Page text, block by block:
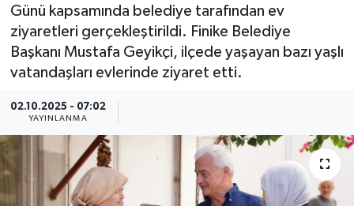
Günü kapsamında belediye tarafından ev
ziyaretleri gerçekleştirildi. Finike Belediye
Başkanı Mustafa Geyikçi, ilçede yaşayan bazı yaşlı
vatandaşları evlerinde ziyaret etti.
02.10.2025 - 07:02
YAYINLANMA
Ekonomi
Görüntülü Haber
Güncel
Kültür & Sanat
Tüm Manşetler
Son Dakika Haberleri
Haber Arşivi